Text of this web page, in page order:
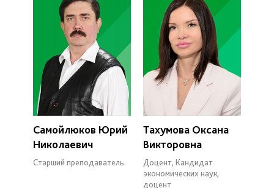
Самойлюков Юрий
Николаевич
Старший преподаватель
Тахумова Оксана
Викторовна
Доцент, Кандидат
экономических наук,
доцент